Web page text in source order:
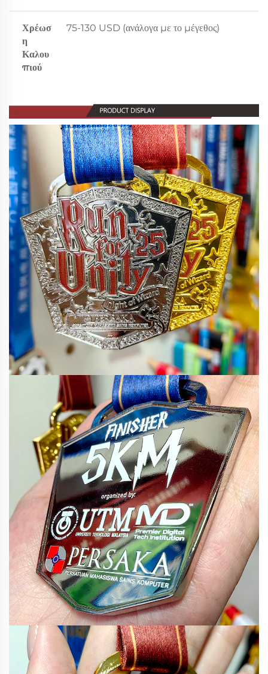
Χρέωσ
η
Καλου
πιού
75-130 USD (ανάλογα με το μέγεθος)